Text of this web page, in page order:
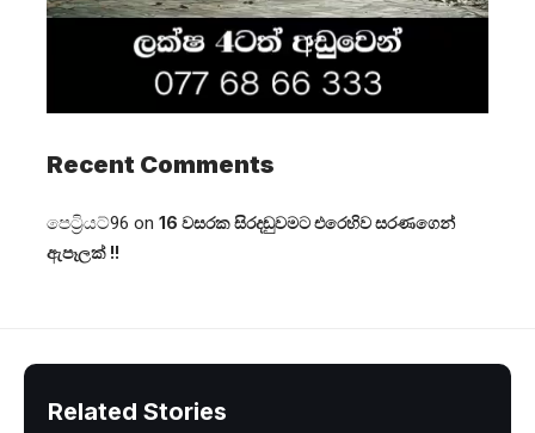
Recent Comments
පෙට්‍රියට්96 on 16 වසරක සිරදඬුවමට එරෙහිව සරණගෙන්
ඇපෑලක් !!
Related Stories